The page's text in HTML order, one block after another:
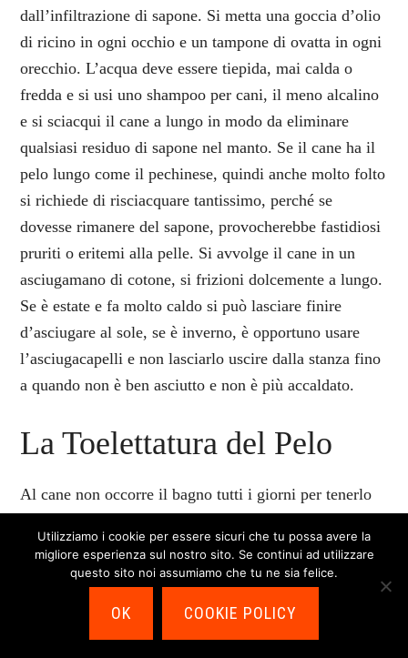
dall’infiltrazione di sapone. Si metta una goccia d’olio
di ricino in ogni occhio e un tampone di ovatta in ogni
orecchio. L’acqua deve essere tiepida, mai calda o
fredda e si usi uno shampoo per cani, il meno alcalino
e si sciacqui il cane a lungo in modo da eliminare
qualsiasi residuo di sapone nel manto. Se il cane ha il
pelo lungo come il pechinese, quindi anche molto folto
si richiede di risciacquare tantissimo, perché se
dovesse rimanere del sapone, provocherebbe fastidiosi
pruriti o eritemi alla pelle. Si avvolge il cane in un
asciugamano di cotone, si frizioni dolcemente a lungo.
Se è estate e fa molto caldo si può lasciare finire
d’asciugare al sole, se è inverno, è opportuno usare
l’asciugacapelli e non lasciarlo uscire dalla stanza fino
a quando non è ben asciutto e non è più accaldato.
La Toelettatura del Pelo
Al cane non occorre il bagno tutti i giorni per tenerlo
giornaliere per una corretta toelettatura. Si spazzoli
tutti i giorni, prima con la spazzola rigida per togliere
Utilizziamo i cookie per essere sicuri che tu possa avere la
migliore esperienza sul nostro sito. Se continui ad utilizzare
questo sito noi assumiamo che tu ne sia felice.
OK COOKIE POLICY